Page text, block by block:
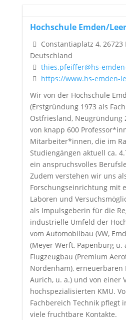
Hochschule Emden/Leer
Constantiaplatz 4, 26723
Deutschland
thies.pfeiffer@hs-
https://www.hs-emden-
Wir von der Hochschule
(Erstgründung 1973 als
Ostfriesland, Neugründung
von knapp 600
Mitarbeiter*innen, die im
Studiengängen aktuell ca.
ein anspruchsvolles
Zudem verstehen wir uns
Forschungseinrichtung mit
Laboren und
als Impulsgeberin für die
industrielle Umfeld der
vom Automobilbau (VW,
(Meyer Werft, Papenburg u.
Flugzeugbau (Premium
Nordenham), erneuerbaren
Aurich, u. a.) und von einer
hochspezialisierten KMU.
Fachbereich Technik pflegt
viele fruchtbare Kontakte.